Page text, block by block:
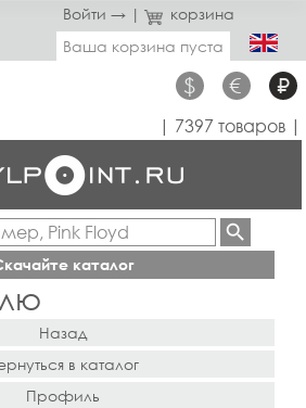
Войти → |
корзина
Ваша корзина пуста
$ € ₽
| 7397 товаров |
каталог
Назад
в каталог
Профиль